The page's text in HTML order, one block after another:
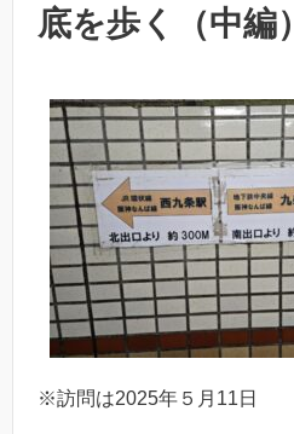
底を歩く（中編）
※訪問は2025年５月11日